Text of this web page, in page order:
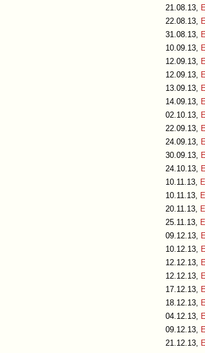
21.08.13,
22.08.13,
31.08.13,
10.09.13,
12.09.13,
12.09.13,
13.09.13,
14.09.13,
02.10.13,
22.09.13,
24.09.13,
30.09.13,
24.10.13,
10.11.13,
10.11.13,
20.11.13,
25.11.13,
09.12.13,
10.12.13,
12.12.13,
12.12.13,
17.12.13,
18.12.13,
04.12.13,
09.12.13,
21.12.13,